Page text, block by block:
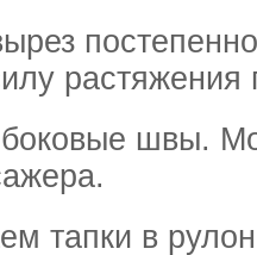
растяжения
швы.
тапки в